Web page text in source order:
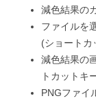
減色結果の
ファイルを
(ショートカ
減色結果の
トカットキ
PNGファイ